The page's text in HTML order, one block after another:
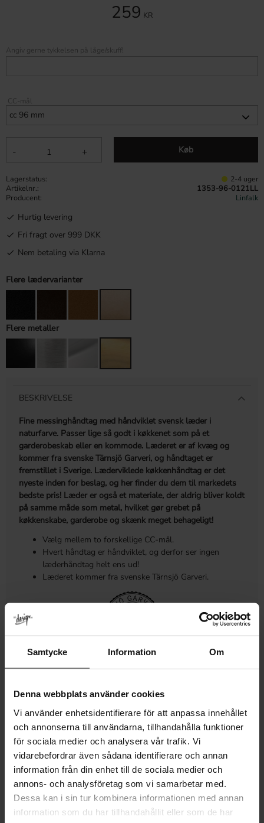
Samtycke Information Om
Denna webbplats använder cookies
Vi använder enhetsidentifierare för att anpassa innehållet
och annonserna till användarna, tillhandahålla funktioner
för sociala medier och analysera vår trafik. Vi
vidarebefordrar även sådana identifierare och annan
information från din enhet till de sociala medier och
annons- och analysföretag som vi samarbetar med.
Dessa kan i sin tur kombinera informationen med annan
information som du har tillhandahållit eller som de har
259 KR
CC-mål
+
- Køb
Angiv gerne tykkelsen på låge/skuff!
Lagerstatus 2-4 uger
Artikelnr.
1353-96-0121LL
Producent
Linfalk
Hurtig levering
Fri fragt over 999 DKK
Nem betaling via Klarna
Flere lædervarianter
Flere metaller
BESKRIVELSE
Fine messinghåndtag med håndviklet svensk læder i
naturfarve. Passer lige så godt i køkkenet som på et
garderobeskab eller en kommode. Læderet er af kvæg og
kommer fra svenske Tärnsjö Garveri, og håndtaget er
fremstillet i Sverige. Læderviklede køkkenhåndtag er det
nyeste inden for beslag, og her finder du dem til markedets
bedste pris! Læder er også et materiale, der aldrig bliver koldt
på samme måde som metal, hvilket gør grebet på
køkkenskabe, garderobe og skænk meget behageligt!
Vælg mellem to forskellige CC-mål.
Hvert håndtag er håndviklet, og derfor ser ingen
læderhåndtag helt ens ud!
Læderet kommer fra svenske Tärnsjö Garveri.
MERE INFORMATION
ANMELDELSER
Relaterede produkter